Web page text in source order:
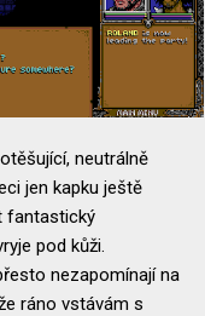
neutrálně
jen kapku ještě
fantastický
pod kůži.
nezapomínají na
ráno vstávám s